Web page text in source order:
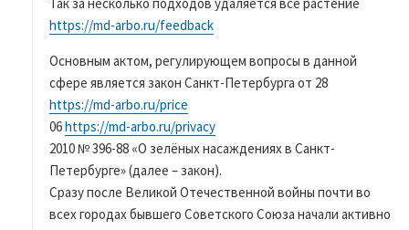
https://md-arbo.ru/feedback
Основным актом, регулирующем вопросы в данной
сфере является закон Санкт-Петербурга от 28
https://md-arbo.ru/price
06https://md-arbo.ru/privacy
2010 № 396-88 «О зелёных насаждениях в Санкт-
Петербурге» (далее – закон).
Сразу после Великой Отечественной войны почти во
всех городах бывшего Советского Союза начали активно